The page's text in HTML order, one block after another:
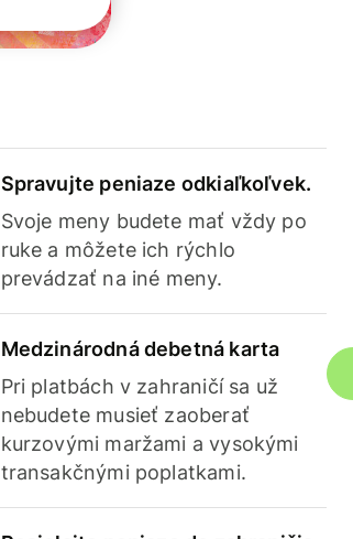
Spravujte peniaze odkiaľkoľvek.
Svoje meny budete mať vždy po
ruke a môžete ich rýchlo
prevádzať na iné meny.
Medzinárodná debetná karta
Pri platbách v zahraničí sa už
nebudete musieť zaoberať
kurzovými maržami a vysokými
transakčnými poplatkami.